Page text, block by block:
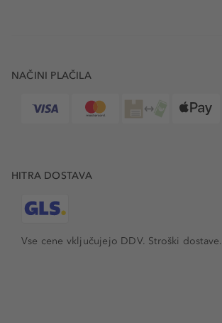
NAČINI PLAČILA
HITRA DOSTAVA
Vse cene vključujejo DDV. Stroški dostave.